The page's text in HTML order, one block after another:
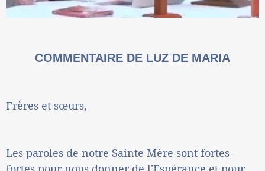
COMMENTAIRE DE LUZ DE MARIA
Frères et sœurs,
Les paroles de notre Sainte Mère sont fortes -